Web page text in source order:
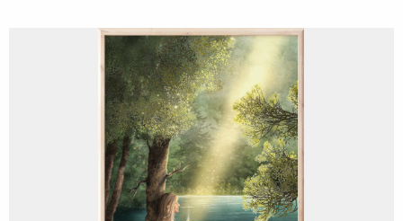
Sonne und Tee am Morgen
Bildende Kunst